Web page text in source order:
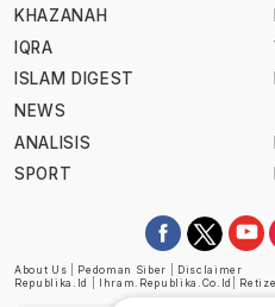
KHAZANAH
IQRA
ISLAM DIGEST
NEWS
ANALISIS
SPORT
About Us Pedoman Siber
Disclaimer
Republika.id
Ihram.republika.co.id